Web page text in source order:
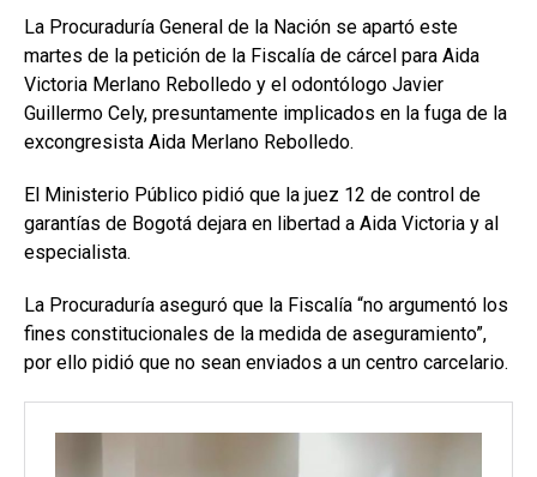
La Procuraduría General de la Nación se apartó este
martes de la petición de la Fiscalía de cárcel para Aida
Victoria Merlano Rebolledo y el odontólogo Javier
Guillermo Cely, presuntamente implicados en la fuga de la
excongresista Aida Merlano Rebolledo.
El Ministerio Público pidió que la juez 12 de control de
garantías de Bogotá dejara en libertad a Aida Victoria y al
especialista.
La Procuraduría aseguró que la Fiscalía “no argumentó los
fines constitucionales de la medida de aseguramiento”,
por ello pidió que no sean enviados a un centro carcelario.